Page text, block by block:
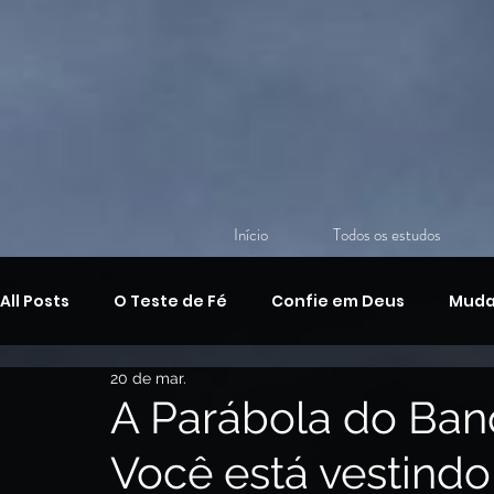
Início Todos os estudos
All Posts O Teste de Fé Confie em Deus
Discipulado Cristão
A Armadura de Deus, Devocional Bíblico Diário
A Parábola do
Você está
20 de mar.